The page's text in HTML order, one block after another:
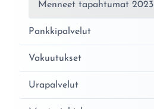
Menneet tapahtumat 2023
Pankkipalvelut
Vakuutukset
Urapalvelut